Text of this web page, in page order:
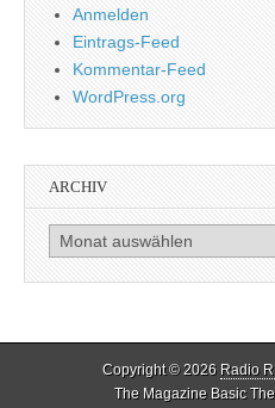
Anmelden
Eintrags-Feed
Kommentar-Feed
WordPress.org
ARCHIV
Archiv
Copyright © 2026 Radio
The Magazine Basic